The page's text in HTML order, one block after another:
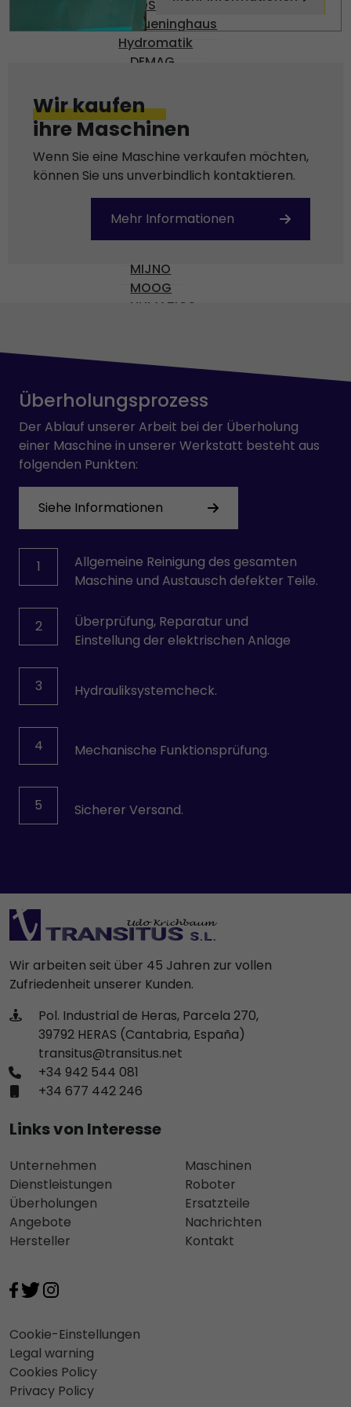
BOSCH
Brueninghaus
Hydromatik
DEMAG
DIAS
ENGEL
Gossen
HARMONIC DRIVE AG
KEBA
KISTLER
KRAUSS-MAFFEI
MIJNO
MOOG
NUMATICS
PARVEX
PILZ
PULLS
REXROTH
SAFEMASTER
SEPRO
SEW-USOCOME
SIEMENS
SKE
STÄUBLI
TEMP AG
VOGEL
VOITH
Wir kaufen
ihre Maschinen
Wenn Sie eine Maschine verkaufen möchten,
können Sie uns unverbindlich kontaktieren.
Mehr Informationen
Überholungsprozess
Der Ablauf unserer Arbeit bei der Überholung
einer Maschine in unserer Werkstatt besteht aus
folgenden Punkten:
Siehe Informationen
1
Allgemeine Reinigung des gesamten
Maschine und Austausch defekter Teile.
2
Überprüfung, Reparatur und
Einstellung der elektrischen Anlage
3 Hydrauliksystemcheck.
4 Mechanische Funktionsprüfung.
5 Sicherer Versand.
Wir arbeiten seit über 45 Jahren zur vollen
Zufriedenheit unserer Kunden.
Pol. Industrial de Heras, Parcela 270,
39792 HERAS (Cantabria, España)
transitus@transitus.net
+34 942 544 081
+34 677 442 246
Links von Interesse
Unternehmen
Dienstleistungen
Überholungen
Angebote
Hersteller
Maschinen
Roboter
Ersatzteile
Nachrichten
Kontakt
Cookie-Einstellungen
Legal warning
Cookies Policy
Privacy Policy